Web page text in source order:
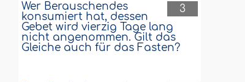
3
Wer Berauschendes
konsumiert hat, dessen
Gebet wird vierzig Tage lang
nicht angenommen. Gilt das
Gleiche auch für das Fasten?